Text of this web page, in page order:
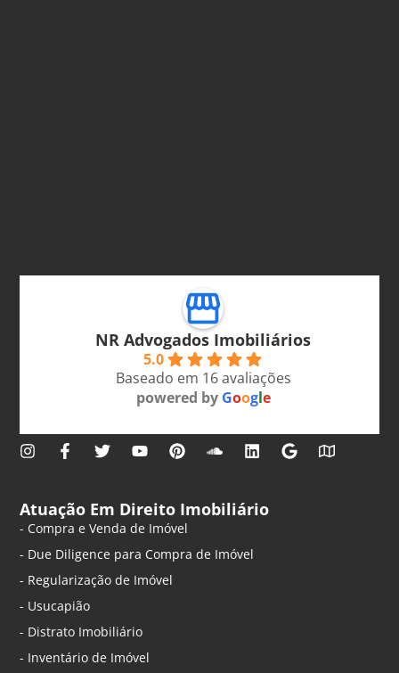
NR Advogados Imobiliários
5.0
Baseado em 16 avaliações
powered by Google
Atuação Em Direito Imobiliário
- Compra e Venda de Imóvel
- Due Diligence para Compra de Imóvel
- Regularização de Imóvel
- Usucapião
- Distrato Imobiliário
- Inventário de Imóvel